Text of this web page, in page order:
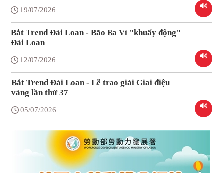
19/07/2026
Bắt Trend Đài Loan - Bão Ba Vì "khuấy động"
Đài Loan
12/07/2026
Bắt Trend Đài Loan - Lễ trao giải Giai điệu
vàng lần thứ 37
05/07/2026